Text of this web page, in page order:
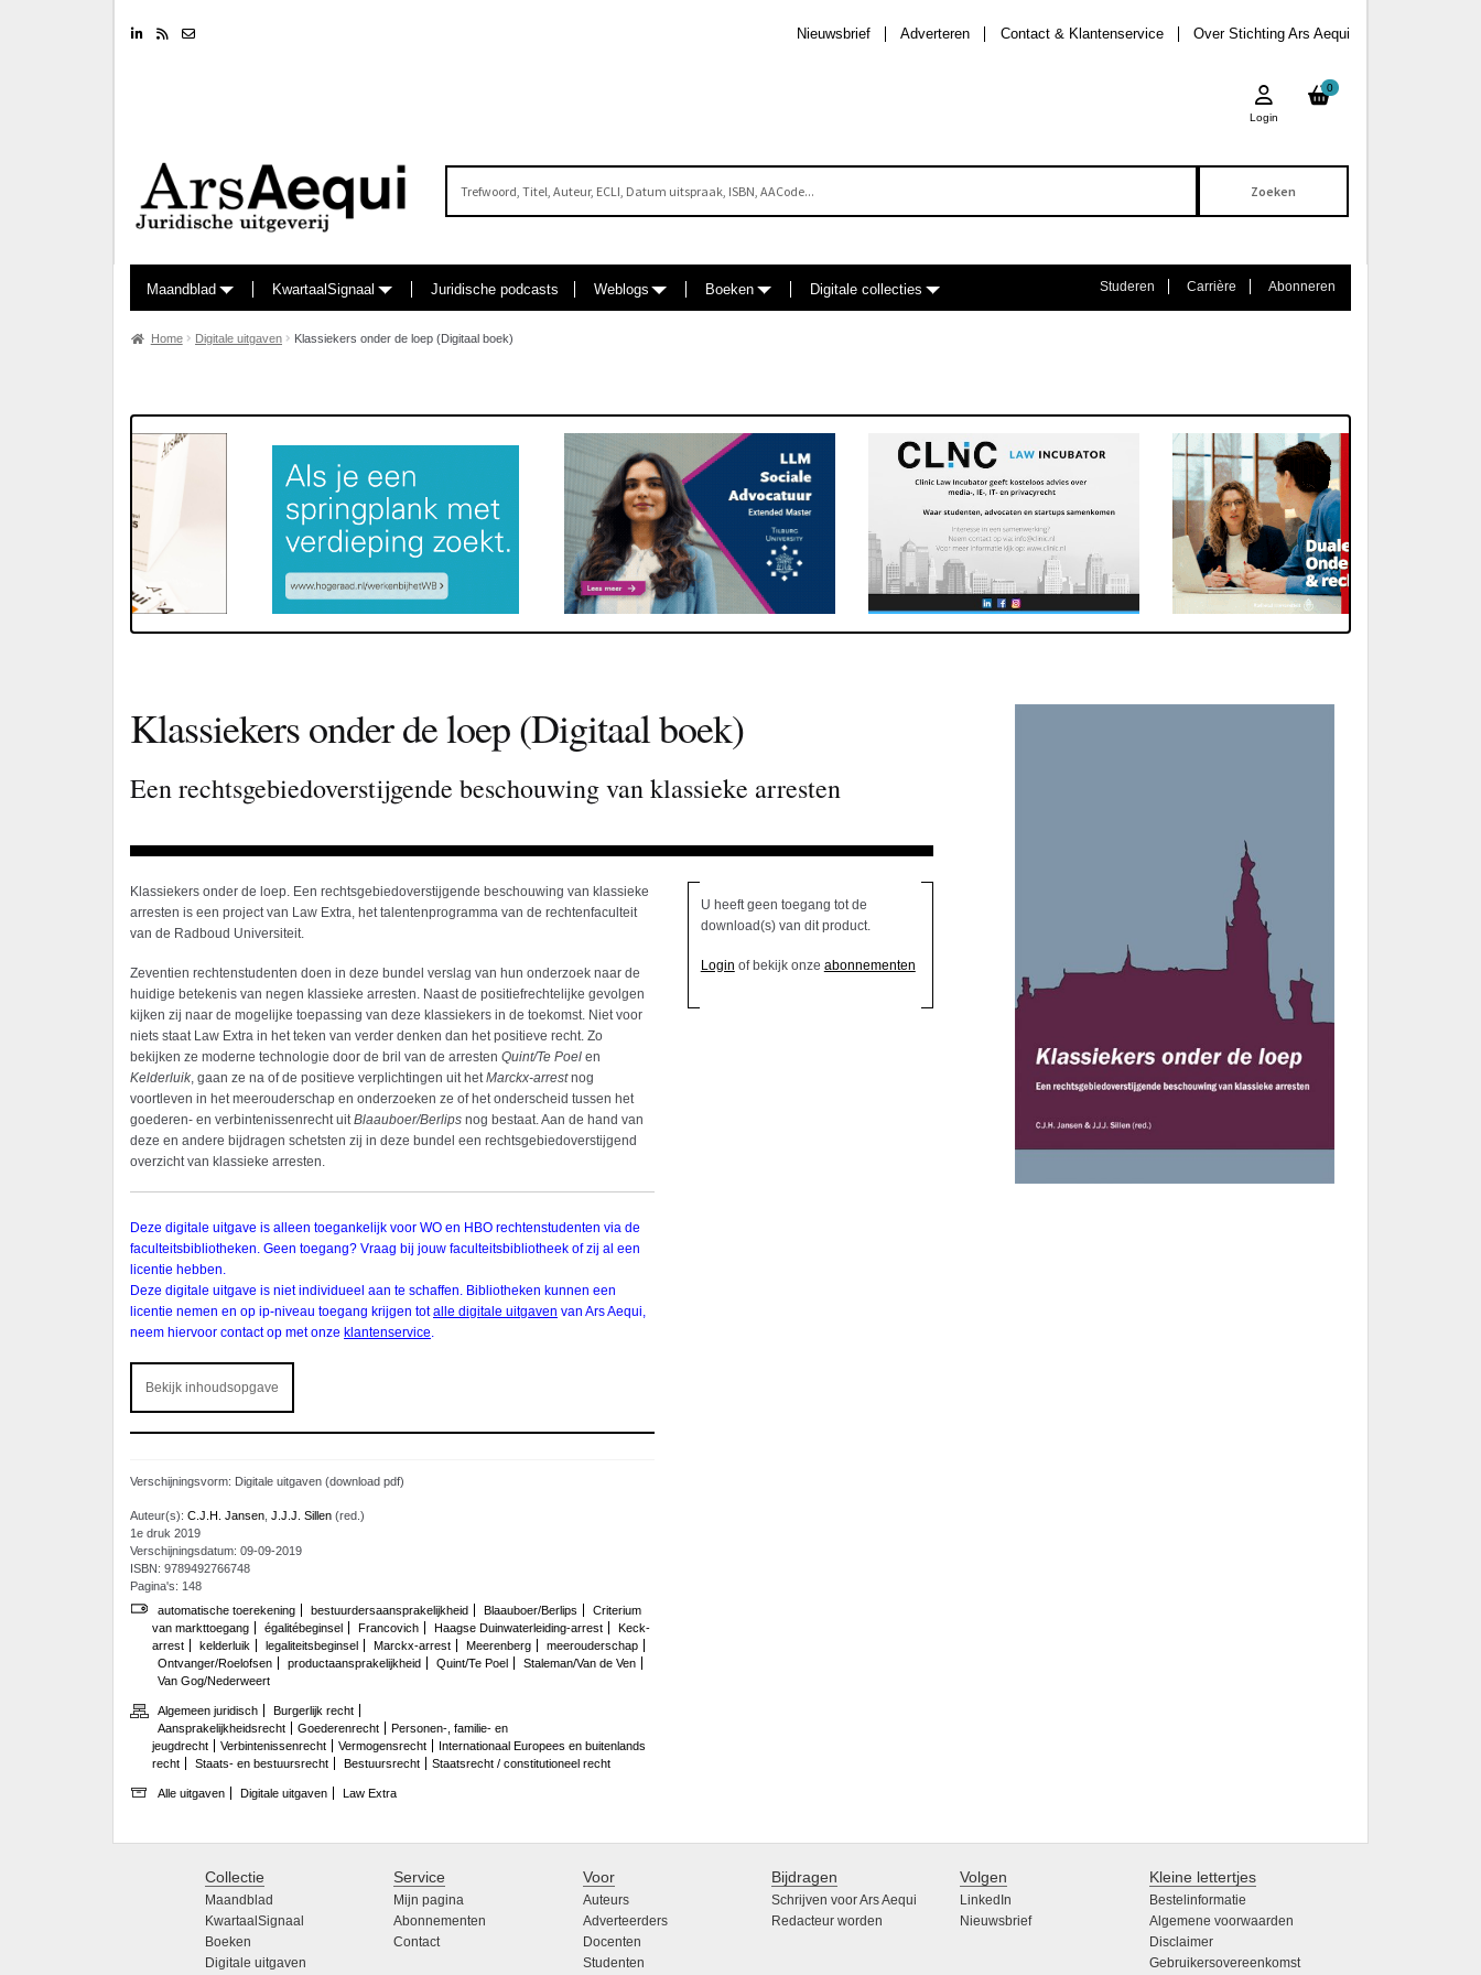
LinkedinRSS feed Over Stichting Ars Aequi
Contact & Klantenservice
Adverteren
Nieuwsbrief
0
Login
Maandblad KwartaalSignaal Juridische podcasts Weblogs Boeken Digitale collecties Studeren Carrière Abonneren
Home Digitale uitgaven Klassiekers onder de loep (Digitaal boek)
Klassiekers onder de loep (Digitaal boek)
Een rechtsgebiedoverstijgende beschouwing van klassieke arresten
Klassiekers onder de loep. Een rechtsgebiedoverstijgende beschouwing van klassieke
arresten is een project van Law Extra, het talentenprogramma van de rechtenfaculteit
van de Radboud Universiteit.
Zeventien rechtenstudenten doen in deze bundel verslag van hun onderzoek naar de
huidige betekenis van negen klassieke arresten. Naast de positiefrechtelijke gevolgen
kijken zij naar de mogelijke toepassing van deze klassiekers in de toekomst. Niet voor
niets staat Law Extra in het teken van verder denken dan het positieve recht. Zo
bekijken ze moderne technologie door de bril van de arresten Quint/Te Poel en
Kelderluik, gaan ze na of de positieve verplichtingen uit hetMarckx-arrestnog
voortleven in het meerouderschap en onderzoeken ze of het onderscheid tussen het
goederen- en verbintenissenrecht uitBlaauboer/Berlips nog bestaat. Aan de hand van
deze en andere bijdragen schetsten zij in deze bundel een rechtsgebiedoverstijgend
overzicht van klassieke arresten.
Deze digitale uitgave is alleen toegankelijk voor WO en HBO rechtenstudenten via de
faculteitsbibliotheken. Geen toegang? Vraag bij jouw faculteitsbibliotheek of zij al een
licentie hebben.
Deze digitale uitgave is niet individueel aan te schaffen. Bibliotheken kunnen een
licentie nemen en op ip-niveau toegang krijgen totalle digitale uitgaven van Ars Aequi,
neem hiervoor contact op met onze klantenservice.
Bekijk inhoudsopgave
Verschijningsvorm: Digitale uitgaven (download pdf)
Auteur(s): C.J.H. Jansen J.J.J. Sillen (red.)
1e druk 2019
Verschijningsdatum: 09-09-2019
ISBN: 9789492766748
Pagina's: 148
automatische toerekening
bestuurdersaansprakelijkheid Blaauboer/Berlips
Criterium
van markttoegang
égalitébeginsel Francovich Haagse Duinwaterleiding-arrest
Keck-
arrest
kelderluik legaliteitsbeginsel Marckx-arrest Meerenberg
meerouderschap
Ontvanger/Roelofsen
productaansprakelijkheid Quint/Te Poel
Staleman/Van de Ven
Van Gog/Nederweert
Algemeen juridisch
Burgerlijk recht
Aansprakelijkheidsrecht
Goederenrecht
Personen-, familie- en
jeugdrecht
Verbintenissenrecht Vermogensrecht
Internationaal Europees en buitenlands
recht
Staats- en bestuursrecht Bestuursrecht Staatsrecht / constitutioneel recht
Alle uitgaven Digitale uitgaven Law Extra
U heeft geen toegang tot de
download(s) van dit product.
Login of bekijk onze abonnementen
Collectie
Maandblad
KwartaalSignaal
Boeken
Digitale uitgaven
Service
Mijn pagina
Abonnementen
Contact
Voor
Auteurs
Adverteerders
Docenten
Studenten
Bijdragen
Schrijven voor Ars Aequi
Redacteur worden
Volgen
LinkedIn
Nieuwsbrief
Kleine lettertjes
Bestelinformatie
Algemene voorwaarden
Disclaimer
Gebruikersovereenkomst